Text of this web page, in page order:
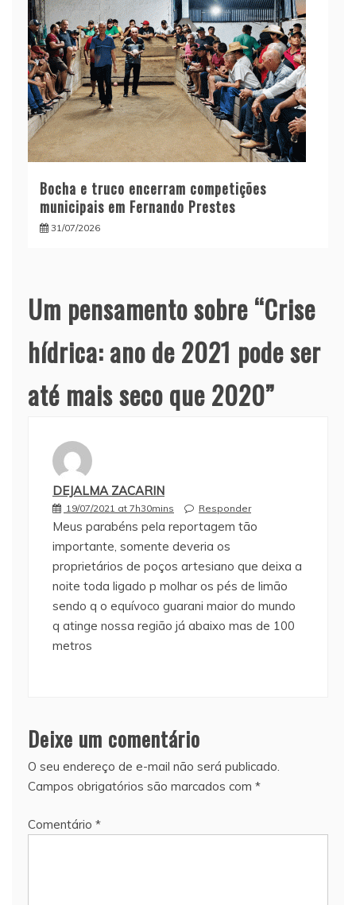
Bocha e truco encerram competições
municipais em Fernando Prestes
31/07/2026
Um pensamento sobre “Crise
hídrica: ano de 2021 pode ser
até mais seco que 2020”
DEJALMA ZACARIN
19/07/2021 at 7h30mins Responder
Meus parabéns pela reportagem tão
importante, somente deveria os
proprietários de poços artesiano que deixa a
noite toda ligado p molhar os pés de limão
sendo q o equívoco guarani maior do mundo
q atinge nossa região já abaixo mas de 100
metros
Deixe um comentário
O seu endereço de e-mail não será publicado.
Campos obrigatórios são marcados com *
Comentário *